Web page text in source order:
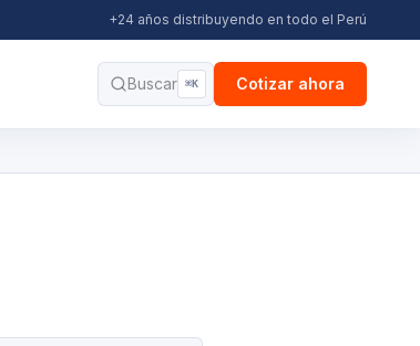
+24 años distribuyendo en todo el Perú
Buscar ⌘K Cotizar ahora